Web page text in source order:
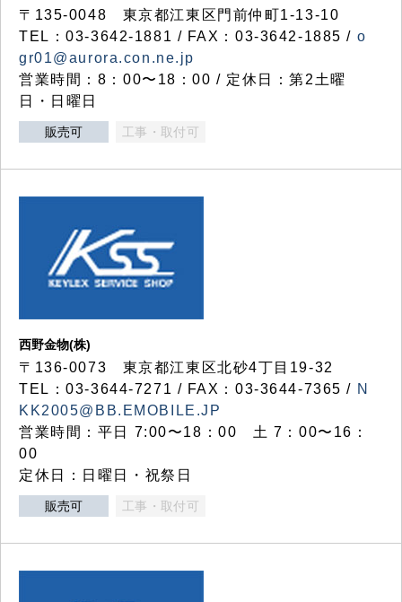
〒135-0048 東京都江東区門前仲町1-13-10
TEL：03-3642-1881 / FAX：03-3642-1885 / o
gr01@aurora.con.ne.jp
営業時間：8：00〜18：00 / 定休日：第2土曜
日・日曜日
販売可 工事・取付可
西野金物(株)
〒136-0073 東京都江東区北砂4丁目19-32
TEL：03‐3644‐7271 / FAX：03-3644-7365 / N
KK2005@BB.EMOBILE.JP
営業時間：平日 7:00〜18：00 土 7：00〜16：
00
定休日：日曜日・祝祭日
販売可 工事・取付可